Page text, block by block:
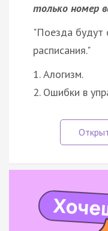
только номер
"Поезда будут
расписания."
1. Алогизм.
2. Ошибки в